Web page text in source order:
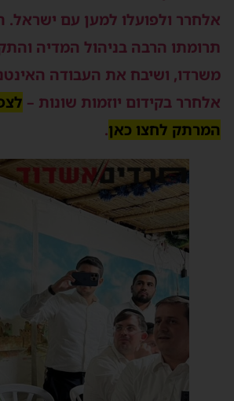
ולפועלו למען עם ישראל.
הרבה בניהול המדיה
ושיבח את העבודה
בקידום יוזמות שונות –
לחצו כאן.